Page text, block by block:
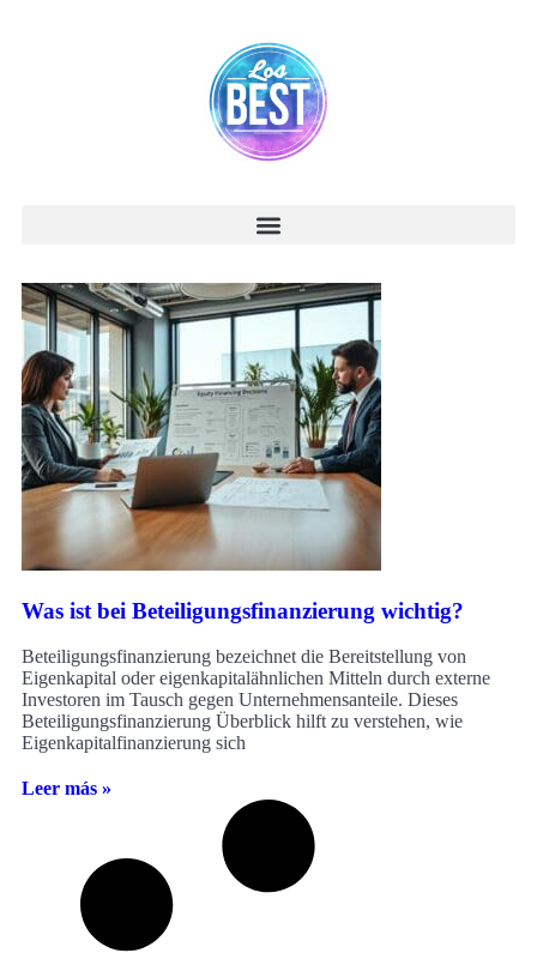
Was ist bei Beteiligungsfinanzierung wichtig?
Beteiligungsfinanzierung bezeichnet die Bereitstellung von
Eigenkapital oder eigenkapitalähnlichen Mitteln durch externe
Investoren im Tausch gegen Unternehmensanteile. Dieses
Beteiligungsfinanzierung Überblick hilft zu verstehen, wie
Eigenkapitalfinanzierung sich
Leer más »